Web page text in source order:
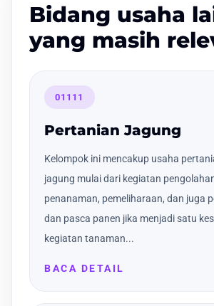
Bidang usaha
yang masih
01111
Pertanian Jagung
Kelompok ini mencakup usaha
jagung mulai dari kegiatan
penanaman, pemeliharaan, dan juga
dan pasca panen jika menjadi satu
kegiatan tanaman...
BACA DETAIL